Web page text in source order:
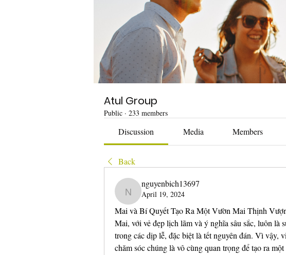
Atul Group
Public · 233 members
Discussion Media Members
Back
nguyenbich13697
nguyenbich13697
April 19, 2024
Mai và Bí Quyết Tạo Ra Một Vườn Mai Thịnh
Mai, với vẻ đẹp lịch lãm và ý nghĩa sâu sắc, luôn là
trong các dịp lễ, đặc biệt là tết nguyên đán. Vì vậy,
chăm sóc chúng là vô cùng quan trọng để tạo ra